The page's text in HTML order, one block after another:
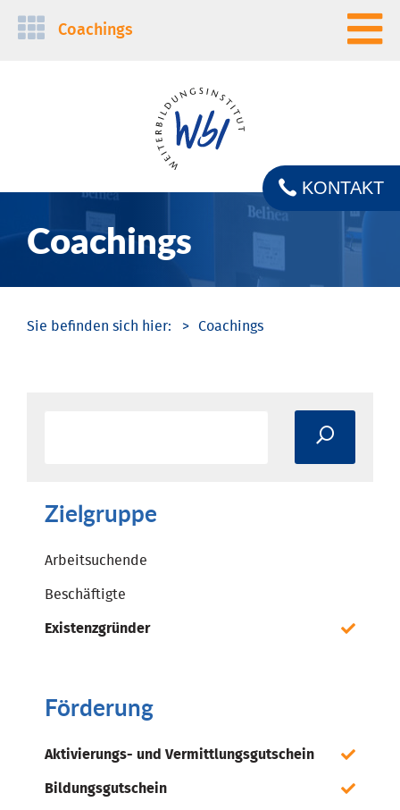
Navigation
Coachings
Coachings
KONTAKT
Coachings
Zielgruppe
Arbeitsuchende
Beschäftigte
Existenzgründer
Förderung
Aktivierungs- und Vermittlungsgutschein
Bildungsgutschein